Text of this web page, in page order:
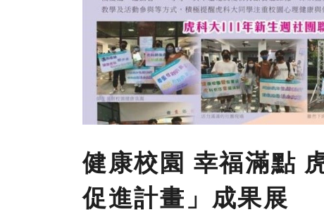
健康校園 幸福滿點
促進計畫」成果展